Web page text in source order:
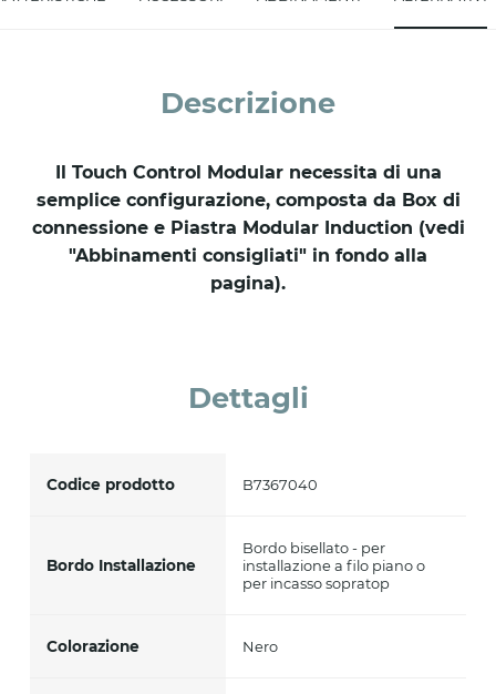
Descrizione
Il Touch Control Modular necessita di una
semplice configurazione, composta da Box di
connessione e Piastra Modular Induction (vedi
"Abbinamenti consigliati" in fondo alla
pagina).
Dettagli
Codice prodotto B7367040
Bordo Installazione
Bordo bisellato - per
installazione a filo piano o
per incasso sopratop
Colorazione Nero